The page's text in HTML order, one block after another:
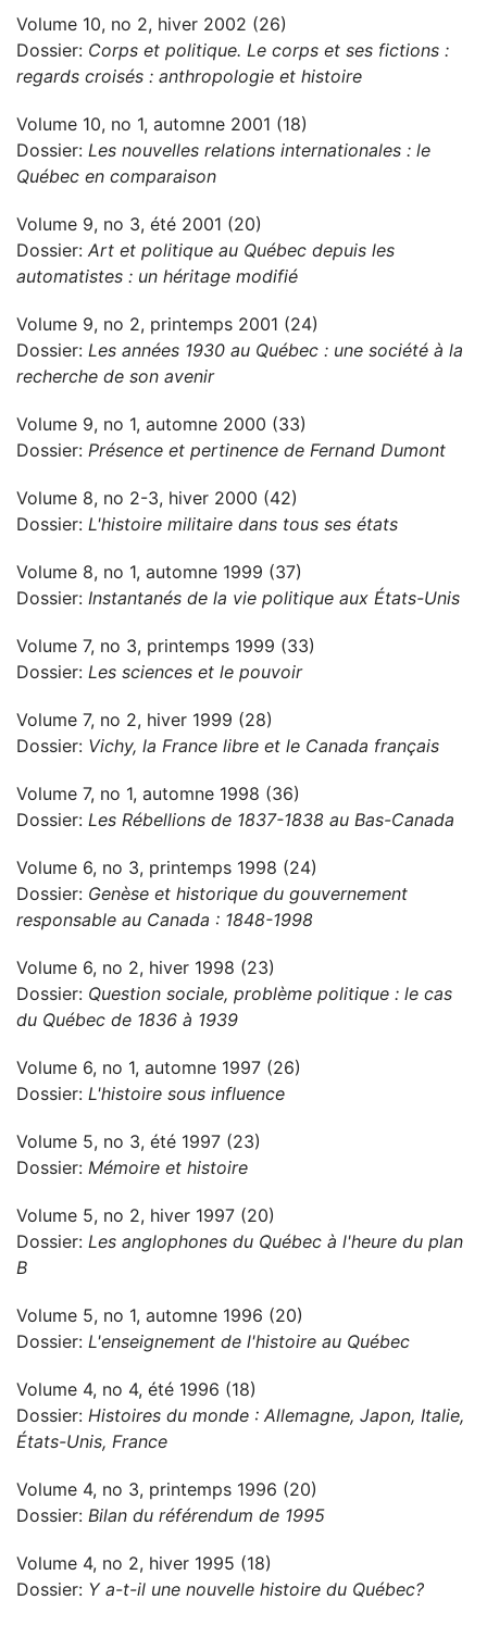
Volume 10, no 2, hiver 2002 (26)
Dossier: Corps et politique. Le corps et ses fictions :
regards croisés : anthropologie et histoire
Volume 10, no 1, automne 2001 (18)
Dossier: Les nouvelles relations internationales : le
Québec en comparaison
Volume 9, no 3, été 2001 (20)
Dossier: Art et politique au Québec depuis les
automatistes : un héritage modifié
Volume 9, no 2, printemps 2001 (24)
Dossier: Les années 1930 au Québec : une société à la
recherche de son avenir
Volume 9, no 1, automne 2000 (33)
Dossier: Présence et pertinence de Fernand Dumont
Volume 8, no 2-3, hiver 2000 (42)
Dossier: L'histoire militaire dans tous ses états
Volume 8, no 1, automne 1999 (37)
Dossier: Instantanés de la vie politique aux États-Unis
Volume 7, no 3, printemps 1999 (33)
Dossier: Les sciences et le pouvoir
Volume 7, no 2, hiver 1999 (28)
Dossier: Vichy, la France libre et le Canada français
Volume 7, no 1, automne 1998 (36)
Dossier: Les Rébellions de 1837-1838 au Bas-Canada
Volume 6, no 3, printemps 1998 (24)
Dossier: Genèse et historique du gouvernement
responsable au Canada : 1848-1998
Volume 6, no 2, hiver 1998 (23)
Dossier: Question sociale, problème politique : le cas
du Québec de 1836 à 1939
Volume 6, no 1, automne 1997 (26)
Dossier: L'histoire sous influence
Volume 5, no 3, été 1997 (23)
Dossier: Mémoire et histoire
Volume 5, no 2, hiver 1997 (20)
Dossier: Les anglophones du Québec à l'heure du plan
B
Volume 5, no 1, automne 1996 (20)
Dossier: L'enseignement de l'histoire au Québec
Volume 4, no 4, été 1996 (18)
Dossier: Histoires du monde : Allemagne, Japon, Italie,
États-Unis, France
Volume 4, no 3, printemps 1996 (20)
Dossier: Bilan du référendum de 1995
Volume 4, no 2, hiver 1995 (18)
Dossier: Y a-t-il une nouvelle histoire du Québec?